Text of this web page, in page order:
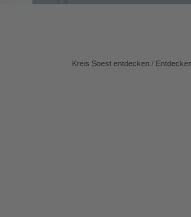
Kreis Soest entdecken /